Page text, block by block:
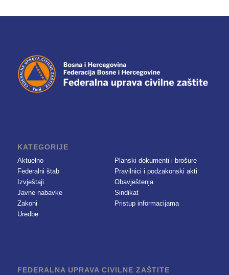
KATEGORIJE
Aktuelno
Federalni štab
Izvještaji
Javne nabavke
Zakoni
Uredbe
Planski dokumenti i brošure
Pravilnici i podzakonski akti
Obavještenja
Sindikat
Pristup informacijama
FEDERALNA UPRAVA CIVILNE ZAŠTITE